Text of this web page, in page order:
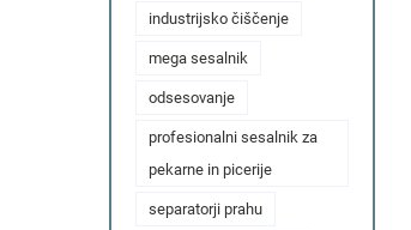
industrijsko čiščenje
mega sesalnik
odsesovanje
profesionalni sesalnik za
pekarne in picerije
separatorji prahu